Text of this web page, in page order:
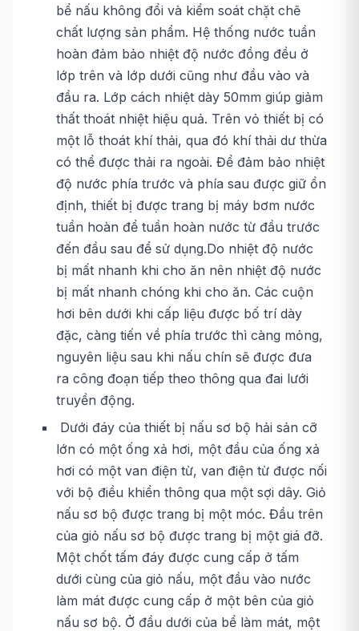
bể nấu không đổi và kiểm soát chặt chẽ
chất lượng sản phẩm. Hệ thống nước tuần
hoàn đảm bảo nhiệt độ nước đồng đều ở
lớp trên và lớp dưới cũng như đầu vào và
đầu ra. Lớp cách nhiệt dày 50mm giúp giảm
thất thoát nhiệt hiệu quả. Trên vỏ thiết bị có
một lỗ thoát khí thải, qua đó khí thải dư thừa
có thể được thải ra ngoài. Để đảm bảo nhiệt
độ nước phía trước và phía sau được giữ ổn
định, thiết bị được trang bị máy bơm nước
tuần hoàn để tuần hoàn nước từ đầu trước
đến đầu sau để sử dụng.Do nhiệt độ nước
bị mất nhanh khi cho ăn nên nhiệt độ nước
bị mất nhanh chóng khi cho ăn. Các cuộn
hơi bên dưới khi cấp liệu được bố trí dày
đặc, càng tiến về phía trước thì càng mỏng,
nguyên liệu sau khi nấu chín sẽ được đưa
ra công đoạn tiếp theo thông qua đai lưới
truyền động.
Dưới đáy của thiết bị nấu sơ bộ hải sản cỡ
lớn có một ống xả hơi, một đầu của ống xả
hơi có một van điện từ, van điện từ được nối
với bộ điều khiển thông qua một sợi dây. Giỏ
nấu sơ bộ được trang bị một móc. Đầu trên
của giỏ nấu sơ bộ được trang bị một giá đỡ.
Một chốt tấm đáy được cung cấp ở tấm
dưới cùng của giỏ nấu, một đầu vào nước
làm mát được cung cấp ở một bên của giỏ
nấu sơ bộ. Ở đầu dưới của bể làm mát, một